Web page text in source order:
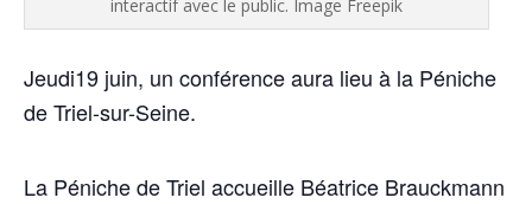
interactif avec le public. Image Freepik
Jeudi19 juin, un confé­rence aura lieu à la Péniche
de Triel-sur-Seine.
La Péniche de Triel accueille Béa­trice Brau­ck­mann